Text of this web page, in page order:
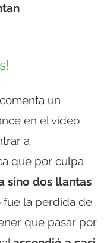
un
en el vídeo
a
que por culpa
sino dos llantas
fue la perdida de
que pasar por